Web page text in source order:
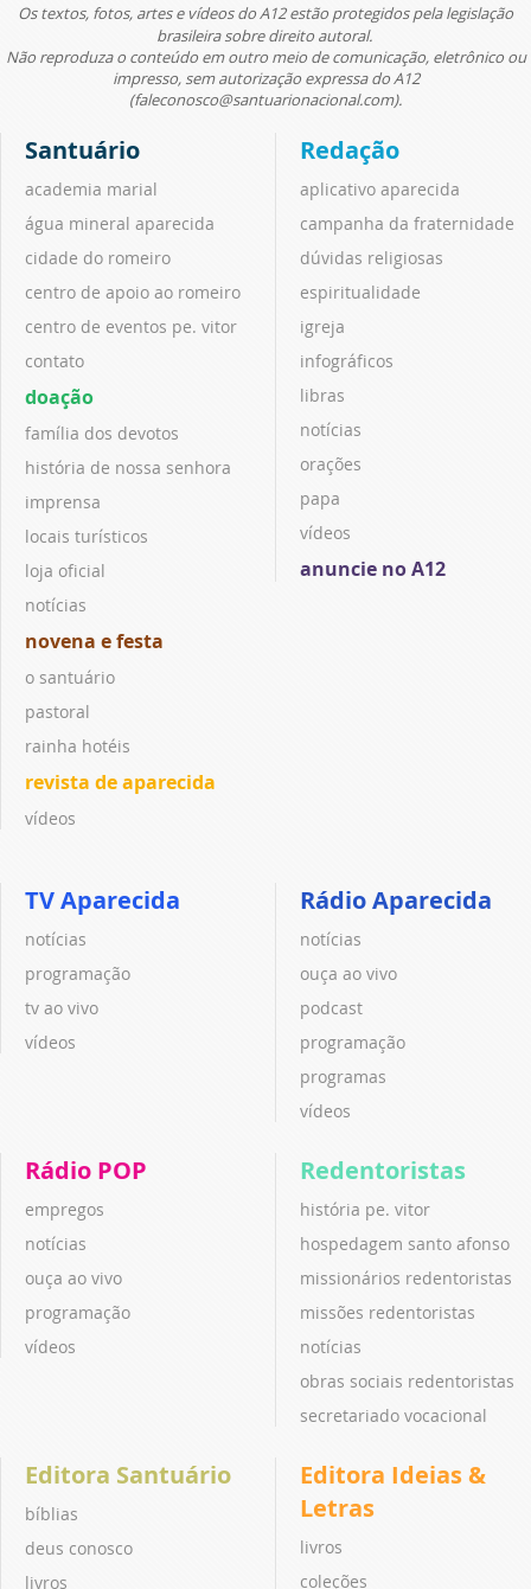
Os textos, fotos, artes e vídeos do A12 estão protegidos pela legislação
brasileira sobre direito autoral.
Não reproduza o conteúdo em outro meio de comunicação, eletrônico ou
impresso, sem autorização expressa do A12
(faleconosco@santuarionacional.com).
Santuário
academia marial
água mineral aparecida
cidade do romeiro
centro de apoio ao romeiro
centro de eventos pe. vitor
contato
doação
família dos devotos
história de nossa senhora
imprensa
locais turísticos
loja oficial
notícias
novena e festa
o santuário
pastoral
rainha hotéis
revista de aparecida
vídeos
Redação
aplicativo aparecida
campanha da fraternidade
dúvidas religiosas
espiritualidade
igreja
infográficos
libras
notícias
orações
papa
vídeos
anuncie no A12
TV Aparecida
notícias
programação
tv ao vivo
vídeos
Rádio Aparecida
notícias
ouça ao vivo
podcast
programação
programas
vídeos
Rádio POP
empregos
notícias
ouça ao vivo
programação
vídeos
Redentoristas
história pe. vitor
hospedagem santo afonso
missionários redentoristas
missões redentoristas
notícias
obras sociais redentoristas
secretariado vocacional
Editora Santuário
bíblias
deus conosco
livros
Editora Ideias &
Letras
livros
coleções